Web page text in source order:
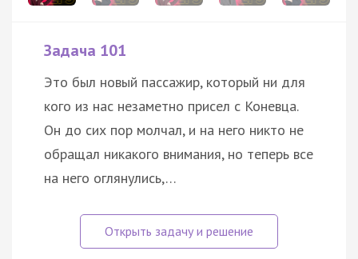
Задача 101
Это был новый пассажир, который ни для
кого из нас незаметно присел с Коневца.
Он до сих пор молчал, и на него никто не
обращал никакого внимания, но теперь все
на него оглянулись,…